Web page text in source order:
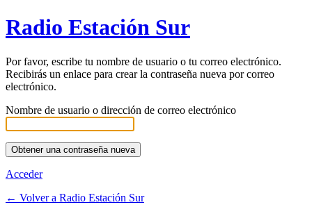
Radio Estación Sur
Por favor, escribe tu nombre de usuario o tu correo electrónico.
Recibirás un enlace para crear la contraseña nueva por correo
electrónico.
Nombre de usuario o dirección de correo electrónico
Acceder
← Volver a Radio Estación Sur